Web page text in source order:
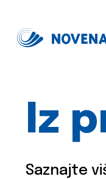
Iz
Saznajte